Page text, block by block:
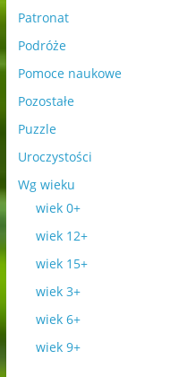
Patronat
Podróże
Pomoce naukowe
Pozostałe
Puzzle
Uroczystości
Wg wieku
wiek 0+
wiek 12+
wiek 15+
wiek 3+
wiek 6+
wiek 9+